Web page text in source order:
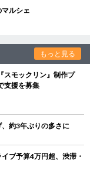
ルシェ
もっと見る
スモックリン』制作プ
支援を募集
約3年ぶりの多さに
ブ予算4万円超、渋滞・